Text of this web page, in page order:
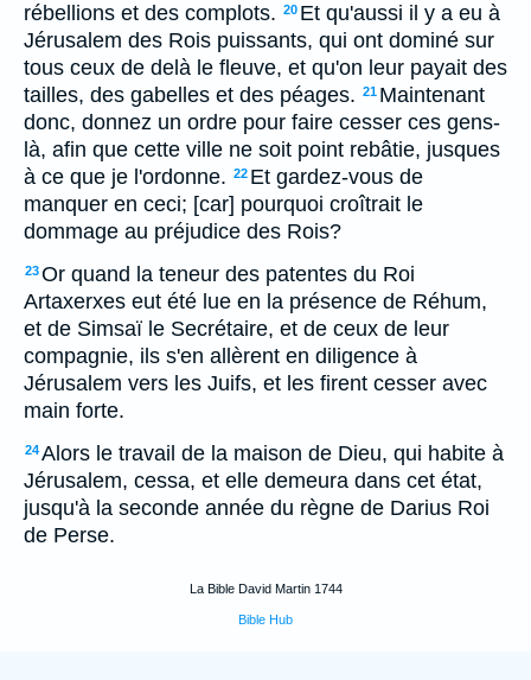
rébellions et des complots. 20 Et qu'aussi il y a eu à
Jérusalem des Rois puissants, qui ont dominé sur
tous ceux de delà le fleuve, et qu'on leur payait des
tailles, des gabelles et des péages. 21 Maintenant
donc, donnez un ordre pour faire cesser ces gens-
là, afin que cette ville ne soit point rebâtie, jusques
à ce que je l'ordonne. 22 Et gardez-vous de
manquer en ceci; [car] pourquoi croîtrait le
dommage au préjudice des Rois?
23Or quand la teneur des patentes du Roi
Artaxerxes eut été lue en la présence de Réhum,
et de Simsaï le Secrétaire, et de ceux de leur
compagnie, ils s'en allèrent en diligence à
Jérusalem vers les Juifs, et les firent cesser avec
main forte.
24Alors le travail de la maison de Dieu, qui habite à
Jérusalem, cessa, et elle demeura dans cet état,
jusqu'à la seconde année du règne de Darius Roi
de Perse.
La Bible David Martin 1744
Bible Hub